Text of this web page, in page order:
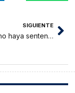
SIGUIENTE
“Mientras no haya sentencia judicial la continuidad de presidente de APAFA depende de estatutos”